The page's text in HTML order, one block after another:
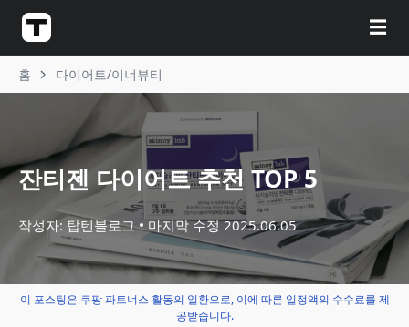
☰
홈 다이어트/이너뷰티
잔티젠 다이어트 추천 TOP 5
작성자: 탑텐블로그 마지막 수정2025.06.05
이 포스팅은 쿠팡 파트너스 활동의 일환으로, 이에 따른 일정액의 수수료를 제
공받습니다.